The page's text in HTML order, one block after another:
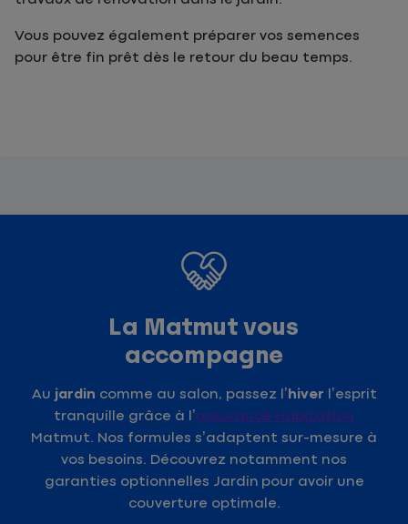
Vous pouvez également préparer vos semences
pour être fin prêt dès le retour du beau temps.
La Matmut vous
accompagne
Au jardin comme au salon, passez l’ hiver l’esprit
tranquille grâce à l’assurance Habitation
Matmut. Nos formules s’adaptent sur-mesure à
vos besoins. Découvrez notamment nos
garanties optionnelles Jardin pour avoir une
couverture optimale.